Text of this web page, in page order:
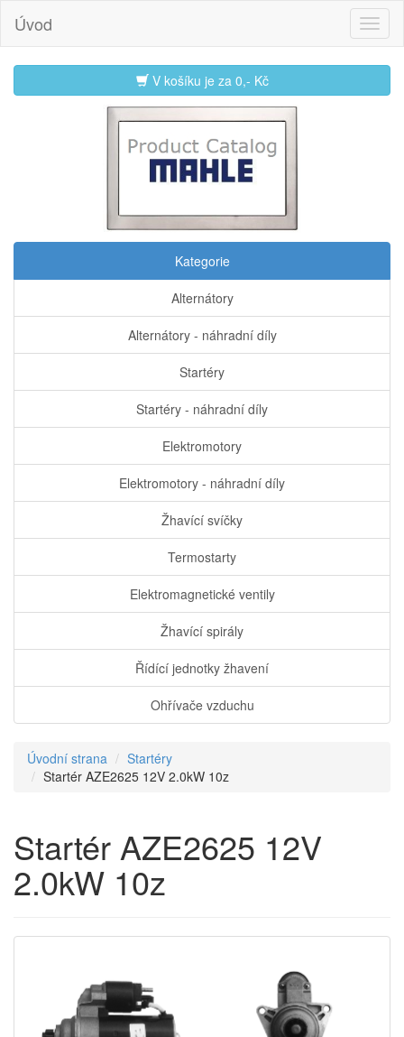
Úvod
V košíku je za 0,- Kč
Kategorie
Alternátory
Alternátory - náhradní díly
Startéry
Startéry - náhradní díly
Elektromotory
Elektromotory - náhradní díly
Žhavící svíčky
Termostarty
Elektromagnetické ventily
Žhavící spirály
Řídící jednotky žhavení
Ohřívače vzduchu
Úvodní strana
Startéry
Startér AZE2625 12V 2.0kW 10z
Startér AZE2625 12V
2.0kW 10z